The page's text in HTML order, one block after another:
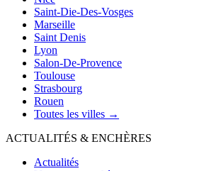
Saint-Die-Des-Vosges
Marseille
Saint Denis
Lyon
Salon-De-Provence
Toulouse
Strasbourg
Rouen
Toutes les villes →
ACTUALITÉS & ENCHÈRES
Actualités